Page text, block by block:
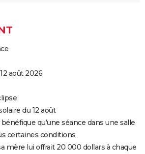
août 2026
du 12 août
qu'une séance dans une salle
certaines conditions
mère lui offrait 20 000 dollars à chaque